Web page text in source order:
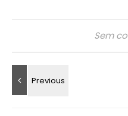
Sem